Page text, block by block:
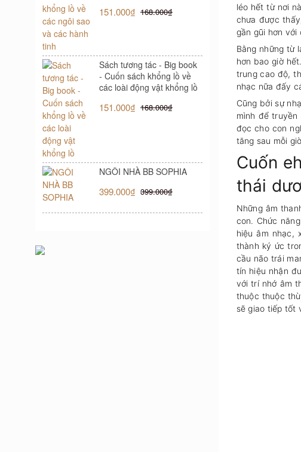
151.000₫ 168.000₫
Sách tương tác - Big book
- Cuốn sách khổng lồ về
các loài động vật khổng lồ
151.000₫ 168.000₫
NGÔI NHÀ BB SOPHIA
399.000₫ 399.000₫
léo hết từ nơi
chưa được
gần gũi hơn với
Bằng những từ
hơn bao giờ
trung cao độ,
nhạc nữa đấy
Cũng bởi sự
mình để
đọc cho con
tăng sau mỗi
Cuốn
thái
Những âm
con. Chức
hiệu âm nhạc,
thành ký ức
cầu não trái
tín hiệu nhận
với trí nhớ âm
thuộc thuộc
sẽ giao tiếp tốt